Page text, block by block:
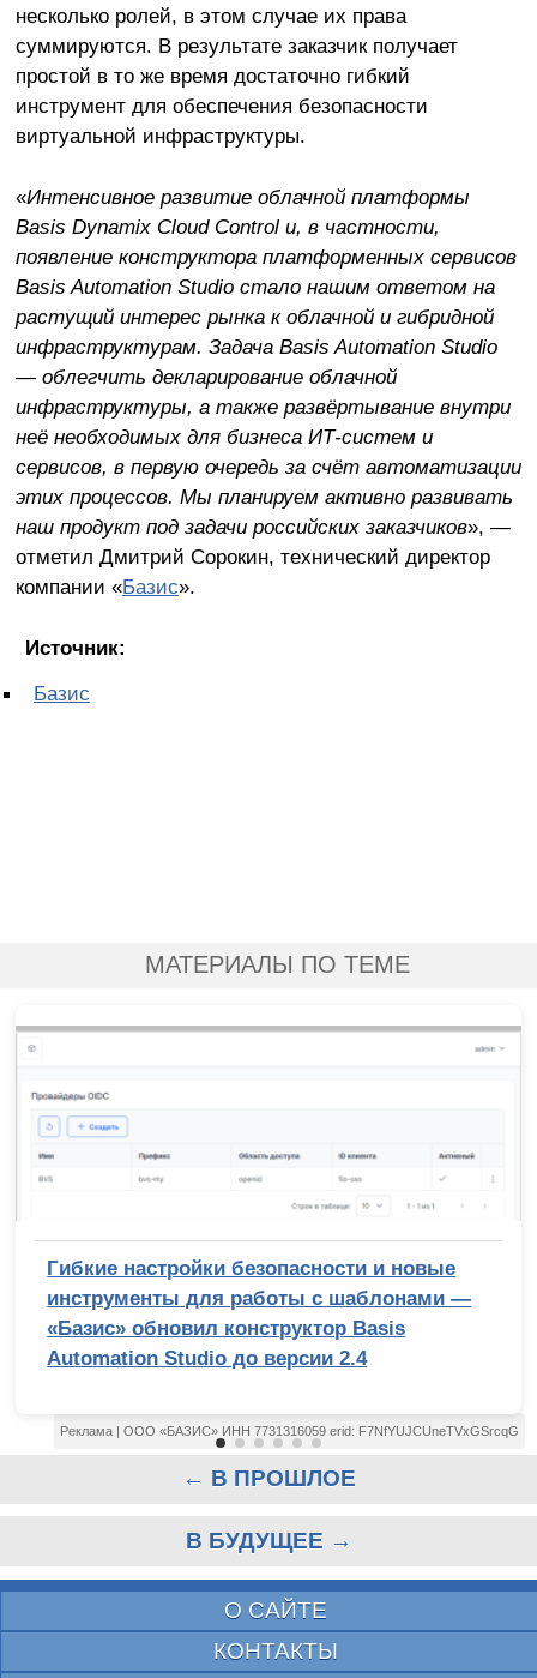
несколько ролей, в этом случае их права
суммируются. В результате заказчик получает
простой в то же время достаточно гибкий
инструмент для обеспечения безопасности
виртуальной инфраструктуры.
«Интенсивное развитие облачной платформы
Basis Dynamix Cloud Control и, в частности,
появление конструктора платформенных сервисов
Basis Automation Studio стало нашим ответом на
растущий интерес рынка к облачной и гибридной
инфраструктурам. Задача Basis Automation Studio
— облегчить декларирование облачной
инфраструктуры, а также развёртывание внутри
неё необходимых для бизнеса ИТ-систем и
сервисов, в первую очередь за счёт автоматизации
этих процессов. Мы планируем активно развивать
наш продукт под задачи российских заказчиков», —
отметил Дмитрий Сорокин, технический директор
компании «Базис».
Реклама | ООО «БАЗИС» ИНН 7731316059 erid: F7NfYUJCUneTVxGSrcqG
Источник:
Базис
МАТЕРИАЛЫ ПО ТЕМЕ
Гибкие настройки безопасности и новые
инструменты для работы с шаблонами —
«Базис» обновил конструктор Basis
Automation Studio до версии 2.4
← В ПРОШЛОЕ
В БУДУЩЕЕ →
О САЙТЕ
КОНТАКТЫ